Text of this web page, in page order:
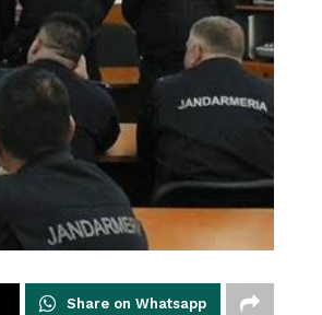
Share on Whatsapp